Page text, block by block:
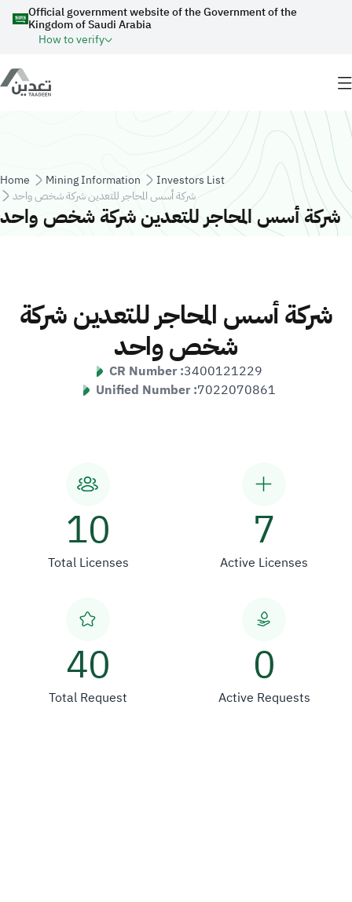
Skip to main content
Official government website of the Government of the
Kingdom of Saudi Arabia
How to verify
Breadcrumb
Home Mining Information
Investors List
شركة أسس المحاجر للتعدين شركة شخص واحد
شركة أسس المحاجر للتعدين شركة شخص واحد
شركة أسس المحاجر للتعدين شركة
شخص واحد
CR Number :3400121229
Unified Number :7022070861
10
Total Licenses
7
Active Licenses
40
Total Request
0
Active Requests